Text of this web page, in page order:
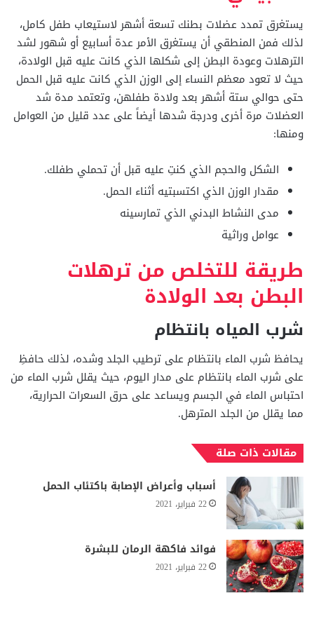
يستغرق تمدد عضلات بطنك تسعة أشهر لاستيعاب طفل كامل،
لذلك فمن المنطقي أن يستغرق الأمر عدة أسابيع أو شهور لشد
الترهلات وعودة البطن إلى شكلها الذي كانت عليه قبل الولادة،
حيث لا تعود معظم النساء إلى الوزن الذي كانت عليه قبل الحمل
حتى حوالي ستة أشهر بعد ولادة طفلهن، وتعتمد مدة شد
العضلات مرة أخرى ودرجة شدها أيضاً على عدد قليل من العوامل
ومنها:
الشكل والحجم الذي كنتِ عليه قبل أن تحملي طفلك.
مقدار الوزن الذي اكتسبتيه أثناء الحمل.
مدى النشاط البدني الذي تمارسينه
عوامل وراثية
طريقة للتخلص من ترهلات
البطن بعد الولادة
شرب المياه بانتظام
يحافظ شرب الماء بانتظام على ترطيب الجلد وشده، لذلك حافظِ
على شرب الماء بانتظام على مدار اليوم، حيث يقلل شرب الماء من
احتباس الماء في الجسم ويساعد على حرق السعرات الحرارية،
مما يقلل من الجلد المترهل.
مقالات ذات صلة
أسباب وأعراض الإصابة باكتئاب الحمل
22 فبراير، 2021
فوائد فاكهة الرمان للبشرة
22 فبراير، 2021